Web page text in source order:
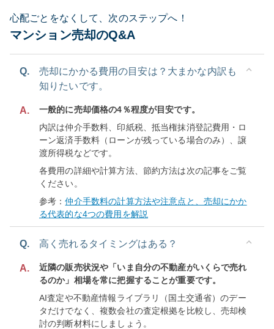
心配ごとをなくして、次のステップへ！
マンション売却のQ&A
Q.
売却にかかる費用の目安は？大まかな内訳も
知りたいです。
A.
一般的に売却価格の4％程度が目安です。
内訳は仲介手数料、印紙税、抵当権抹消登記費用・ロ
ーン返済手数料（ローンが残っている場合のみ）、譲
渡所得税などです。
各費用の詳細や計算方法、節約方法は次の記事をご覧
ください。
参考：仲介手数料の計算方法や注意点と、売却にかか
る代表的な4つの費用を解説
Q. 高く売れるタイミングはある？
A.
近隣の販売状況や「いま自分の不動産がいくらで売れ
るのか」相場を常に把握することが重要です。
AI査定や不動産情報ライブラリ（国土交通省）のデー
タだけでなく、複数会社の査定根拠を比較し、売却検
討の判断材料にしましょう。